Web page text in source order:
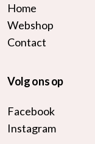
Home
Webshop
Contact
Volg ons op
Facebook
Instagram